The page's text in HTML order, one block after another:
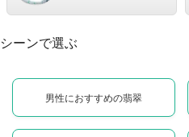
シーンで選ぶ
男性におすすめの翡翠